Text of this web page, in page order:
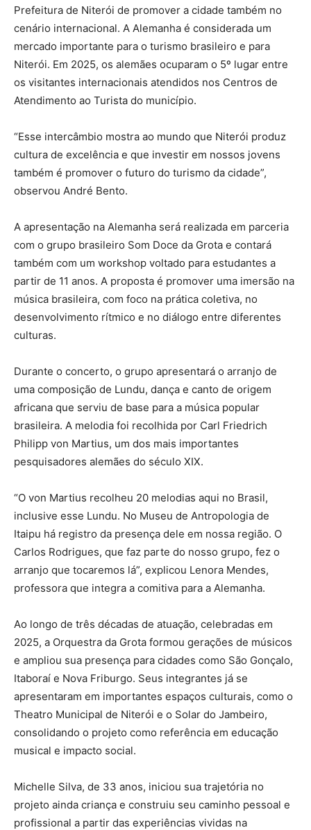
Prefeitura de Niterói de promover a cidade também no
cenário internacional. A Alemanha é considerada um
mercado importante para o turismo brasileiro e para
Niterói. Em 2025, os alemães ocuparam o 5º lugar entre
os visitantes internacionais atendidos nos Centros de
Atendimento ao Turista do município.
“Esse intercâmbio mostra ao mundo que Niterói produz
cultura de excelência e que investir em nossos jovens
também é promover o futuro do turismo da cidade”,
observou André Bento.
A apresentação na Alemanha será realizada em parceria
com o grupo brasileiro Som Doce da Grota e contará
também com um workshop voltado para estudantes a
partir de 11 anos. A proposta é promover uma imersão na
música brasileira, com foco na prática coletiva, no
desenvolvimento rítmico e no diálogo entre diferentes
culturas.
Durante o concerto, o grupo apresentará o arranjo de
uma composição de Lundu, dança e canto de origem
africana que serviu de base para a música popular
brasileira. A melodia foi recolhida por Carl Friedrich
Philipp von Martius, um dos mais importantes
pesquisadores alemães do século XIX.
“O von Martius recolheu 20 melodias aqui no Brasil,
inclusive esse Lundu. No Museu de Antropologia de
Itaipu há registro da presença dele em nossa região. O
Carlos Rodrigues, que faz parte do nosso grupo, fez o
arranjo que tocaremos lá”, explicou Lenora Mendes,
professora que integra a comitiva para a Alemanha.
Ao longo de três décadas de atuação, celebradas em
2025, a Orquestra da Grota formou gerações de músicos
e ampliou sua presença para cidades como São Gonçalo,
Itaboraí e Nova Friburgo. Seus integrantes já se
apresentaram em importantes espaços culturais, como o
Theatro Municipal de Niterói e o Solar do Jambeiro,
consolidando o projeto como referência em educação
musical e impacto social.
Michelle Silva, de 33 anos, iniciou sua trajetória no
projeto ainda criança e construiu seu caminho pessoal e
profissional a partir das experiências vividas na